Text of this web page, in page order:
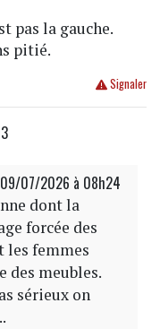
pas la gauche.
pitié.
Signaler
07/2026 à 08h24
dont la
forcée des
les femmes
des meubles.
sérieux on